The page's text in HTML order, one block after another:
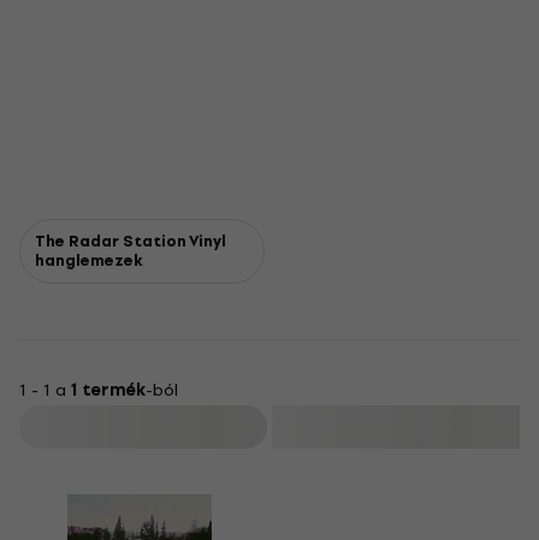
The Radar Station Vinyl
hanglemezek
1 - 1 a 1 termék-ból